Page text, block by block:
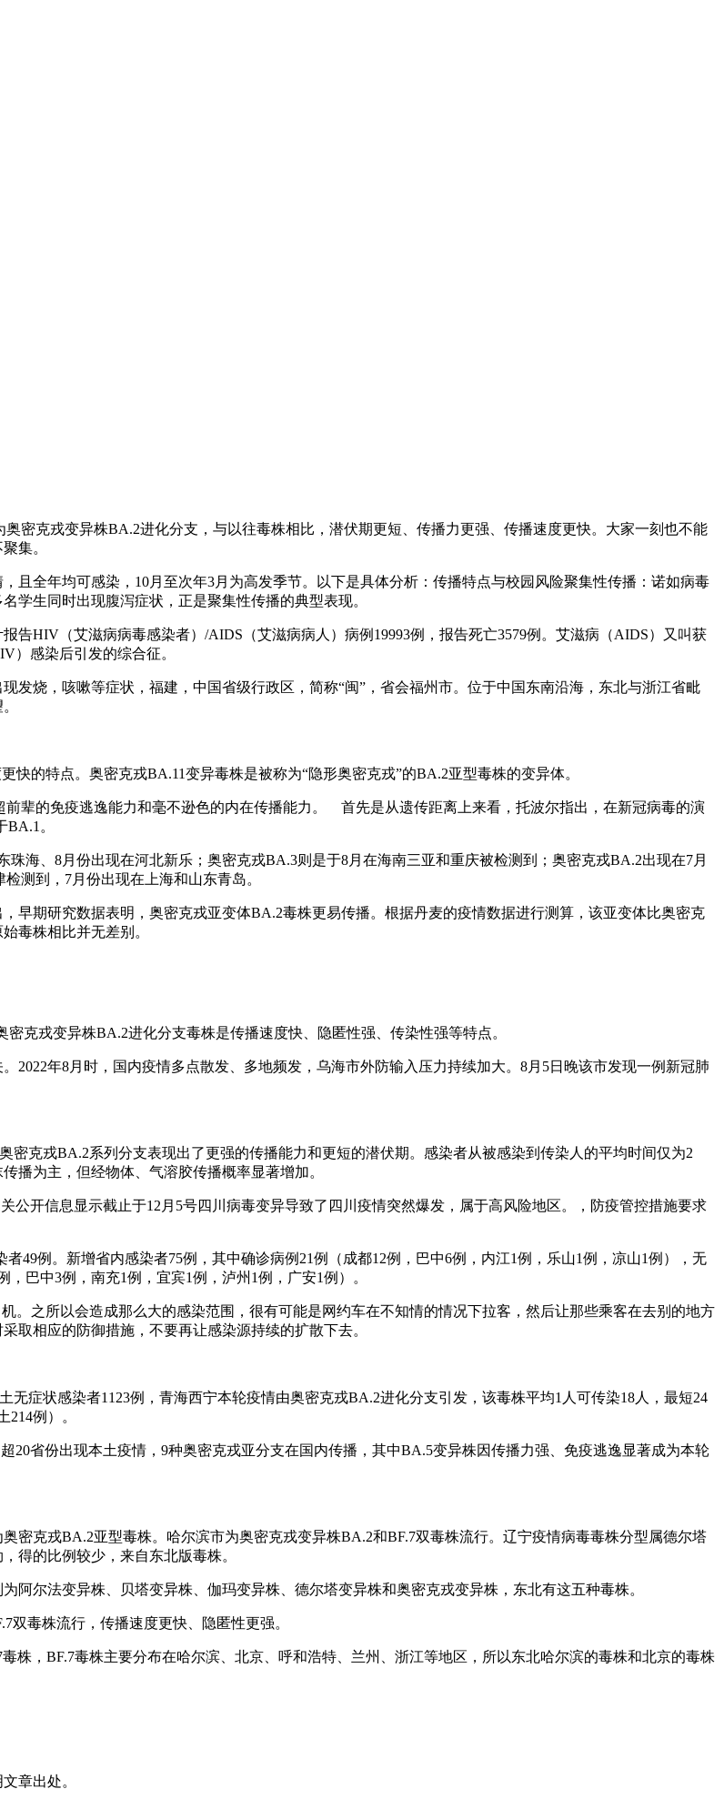
密克戎变异株BA.2进化分支，与以往毒株相比，潜伏期更短、传播力更强、传播速度更快。大家一刻也不能
集。
且全年均可感染，10月至次年3月为高发季节。以下是具体分析：传播特点与校园风险聚集性传播：诺如病毒
学生同时出现腹泻症状，正是聚集性传播的典型表现。
告HIV（艾滋病病毒感染者）/AIDS（艾滋病病人）病例19993例，报告死亡3579例。艾滋病（AIDS）又叫获
）感染后引发的综合征。
发烧，咳嗽等症状，福建，中国省级行政区，简称“闽”，省会福州市。位于中国东南沿海，东北与浙江省毗
的特点。奥密克戎BA.11变异毒株是被称为“隐形奥密克戎”的BA.2亚型毒株的变异体。
辈的免疫逃逸能力和毫不逊色的内在传播能力。 首先是从遗传距离上来看，托波尔指出，在新冠病毒的演
。
海、8月份出现在河北新乐；奥密克戎BA.3则是于8月在海南三亚和重庆被检测到；奥密克戎BA.2出现在7月
测到，7月份出现在上海和山东青岛。
早期研究数据表明，奥密克戎亚变体BA.2毒株更易传播。根据丹麦的疫情数据进行测算，该亚变体比奥密克
毒株相比并无差别。
克戎变异株BA.2进化分支毒株是传播速度快、隐匿性强、传染性强等特点。
2022年8月时，国内疫情多点散发、多地频发，乌海市外防输入压力持续加大。8月5日晚该市发现一例新冠肺
密克戎BA.2系列分支表现出了更强的传播能力和更短的潜伏期。感染者从被感染到传染人的平均时间仅为2
播为主，但经物体、气溶胶传播概率显著增加。
公开信息显示截止于12月5号四川病毒变异导致了四川疫情突然爆发，属于高风险地区。，防疫管控措施要求
49例。新增省内感染者75例，其中确诊病例21例（成都12例，巴中6例，内江1例，乐山1例，凉山1例），无
巴中3例，南充1例，宜宾1例，泸州1例，广安1例）。
。之所以会造成那么大的感染范围，很有可能是网约车在不知情的情况下拉客，然后让那些乘客在去别的地方
取相应的防御措施，不要再让感染源持续的扩散下去。
无症状感染者1123例，青海西宁本轮疫情由奥密克戎BA.2进化分支引发，该毒株平均1人可传染18人，最短24
例）。
20省份出现本土疫情，9种奥密克戎亚分支在国内传播，其中BA.5变异株因传播力强、免疫逃逸显著成为本轮
密克戎BA.2亚型毒株。哈尔滨市为奥密克戎变异株BA.2和BF.7双毒株流行。辽宁疫情病毒毒株分型属德尔塔
得的比例较少，来自东北版毒株。
阿尔法变异株、贝塔变异株、伽玛变异株、德尔塔变异株和奥密克戎变异株，东北有这五种毒株。
双毒株流行，传播速度更快、隐匿性更强。
株，BF.7毒株主要分布在哈尔滨、北京、呼和浩特、兰州、浙江等地区，所以东北哈尔滨的毒株和北京的毒株
章出处。